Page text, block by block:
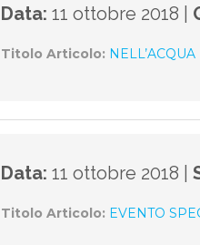
Data: 11 ottobre 2018 |
Titolo Articolo:
Data: 11 ottobre 2018 |
Titolo Articolo: EVENTO